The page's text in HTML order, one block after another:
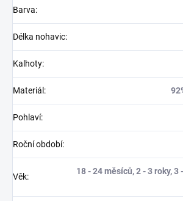
Barva:
Délka nohavic:
Kalhoty:
Materiál :
Pohlaví:
Roční období:
Věk:
18 - 24 měsíců, 2 - 3 roky, 3